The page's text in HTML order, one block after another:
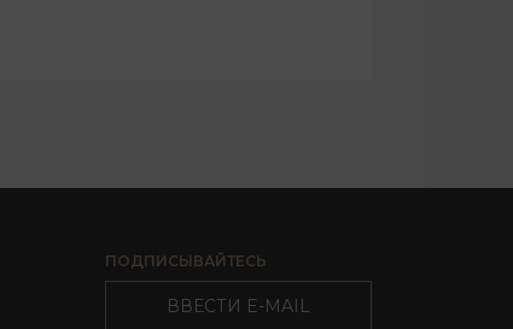
ПОДПИСЫВАЙТЕСЬ
ВВЕСТИ E-MAIL